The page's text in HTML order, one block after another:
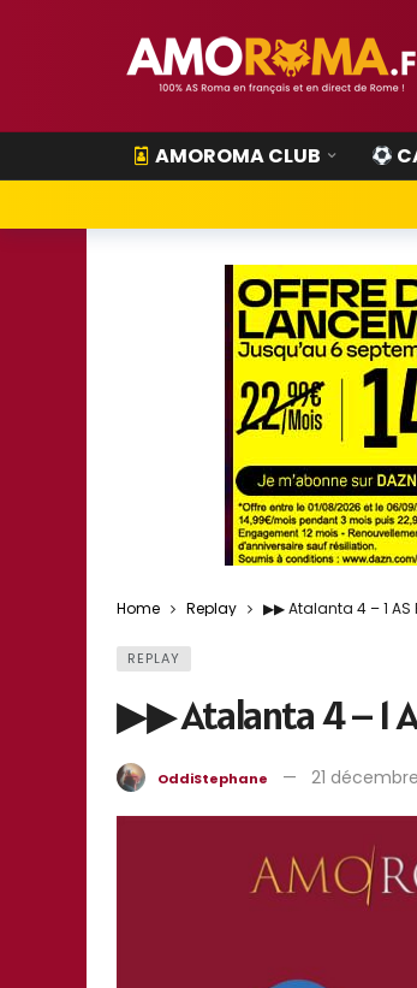
AMOROMA CLUB
Home Replay ▶︎▶︎ Atalanta 4 – 1
REPLAY
▶︎▶︎ Atalanta 4 – 1
OddiStephane 21